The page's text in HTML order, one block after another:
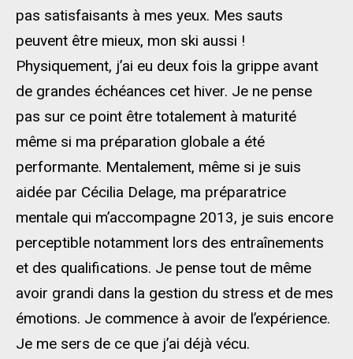
pas satisfaisants à mes yeux. Mes sauts
peuvent être mieux, mon ski aussi !
Physiquement, j’ai eu deux fois la grippe avant
de grandes échéances cet hiver. Je ne pense
pas sur ce point être totalement à maturité
même si ma préparation globale a été
performante. Mentalement, même si je suis
aidée par Cécilia Delage, ma préparatrice
mentale qui m’accompagne 2013, je suis encore
perceptible notamment lors des entraînements
et des qualifications. Je pense tout de même
avoir grandi dans la gestion du stress et de mes
émotions. Je commence à avoir de l’expérience.
Je me sers de ce que j’ai déjà vécu.